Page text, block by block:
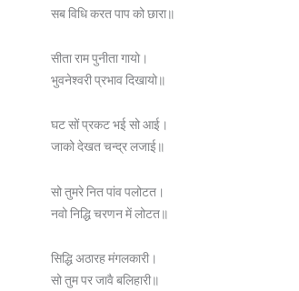
सब विधि करत पाप को छारा॥
सीता राम पुनीता गायो।
भुवनेश्वरी प्रभाव दिखायो॥
घट सों प्रकट भई सो आई।
जाको देखत चन्द्र लजाई॥
सो तुमरे नित पांव पलोटत।
नवो निद्धि चरणन में लोटत॥
सिद्धि अठारह मंगलकारी।
सो तुम पर जावै बलिहारी॥